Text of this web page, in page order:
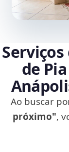
de
Ao buscar
próximo",